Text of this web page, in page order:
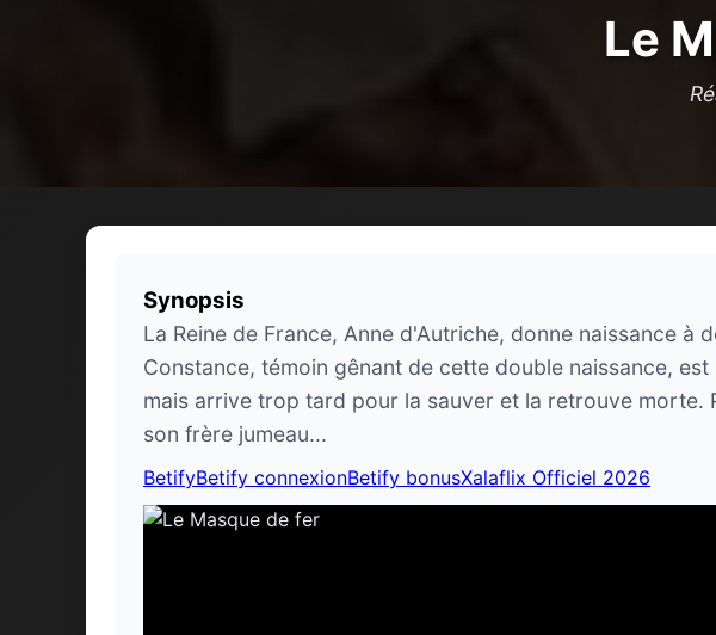
Le
Synopsis
La Reine de France, Anne d'Autriche, donne naissance à
Constance, témoin gênant de cette double naissance,
mais arrive trop tard pour la sauver et la retrouve
son frère jumeau...
BetifyBetify connexionBetify bonusXalaflix Officiel 2026